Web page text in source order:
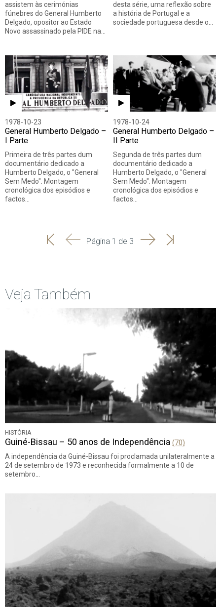
assistem às cerimónias
fúnebres do General Humberto
Delgado, opositor ao Estado
Novo assassinado pela PIDE na…
desta série, uma reflexão sobre
a história de Portugal e a
sociedade portuguesa desde o…
1978-10-23
General Humberto Delgado –
I Parte
Primeira de três partes dum
documentário dedicado a
Humberto Delgado, o "General
Sem Medo". Montagem
cronológica dos episódios e
factos…
1978-10-24
General Humberto Delgado –
II Parte
Segunda de três partes dum
documentário dedicado a
Humberto Delgado, o "General
Sem Medo". Montagem
cronológica dos episódios e
factos…
'
'
Página 1 de 3 SeguinteÚltima
Veja Também
HISTÓRIA
Guiné-Bissau – 50 anos de Independência (70)
A independência da Guiné-Bissau foi proclamada unilateralmente a
24 de setembro de 1973 e reconhecida formalmente a 10 de
setembro…